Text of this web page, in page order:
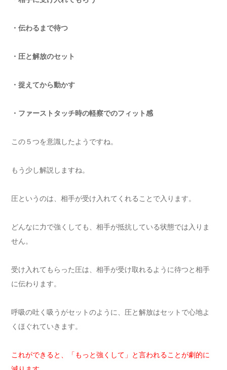
・伝わるまで待つ
・圧と解放のセット
・捉えてから動かす
・ファーストタッチ時の軽察でのフィット感
この５つを意識したようですね。
もう少し解説しますね。
圧というのは、相手が受け入れてくれることで入ります。
どんなに力で強くしても、相手が抵抗している状態では入りま
せん。
受け入れてもらった圧は、相手が受け取れるように待つと相手
に伝わります。
呼吸の吐く吸うがセットのように、圧と解放はセットで心地よ
くほぐれていきます。
これができると、「もっと強くして」と言われることが劇的に